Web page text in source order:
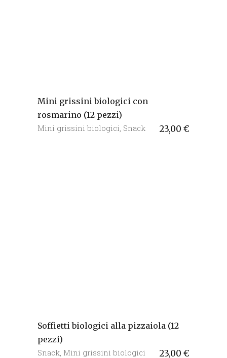
Mini grissini biologici con
rosmarino (12 pezzi)
23,00 €
Mini grissini biologici, Snack
Soffietti biologici alla pizzaiola (12
pezzi)
23,00 €
Snack, Mini grissini biologici